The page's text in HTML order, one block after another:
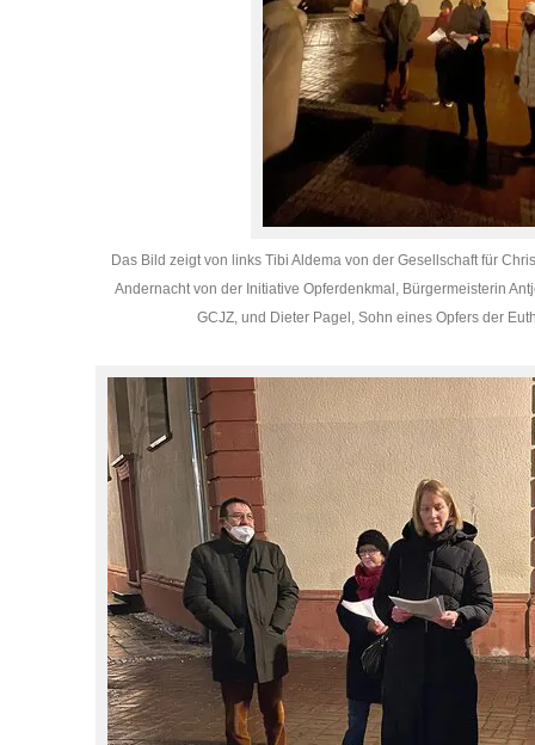
Das Bild zeigt von links Tibi Aldema von der Gesellschaft für
Andernacht von der Initiative Opferdenkmal, Bürgermeisterin
GCJZ, und Dieter Pagel, Sohn eines Opfers der